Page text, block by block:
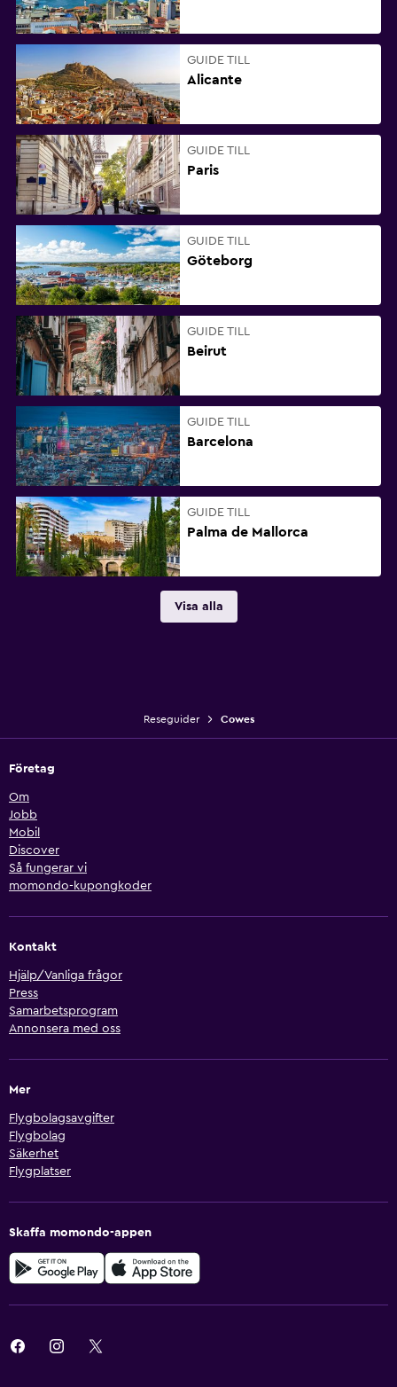
GUIDE TILL
Alicante
GUIDE TILL
Paris
GUIDE TILL
Göteborg
GUIDE TILL
Beirut
GUIDE TILL
Barcelona
GUIDE TILL
Palma de Mallorca
Visa alla
Reseguider Cowes
Företag
Om
Jobb
Mobil
Discover
Så fungerar vi
momondo-kupongkoder
Kontakt
Hjälp/Vanliga frågor
Press
Samarbetsprogram
Annonsera med oss
Mer
Flygbolagsavgifter
Flygbolag
Säkerhet
Flygplatser
Skaffa momondo-appen